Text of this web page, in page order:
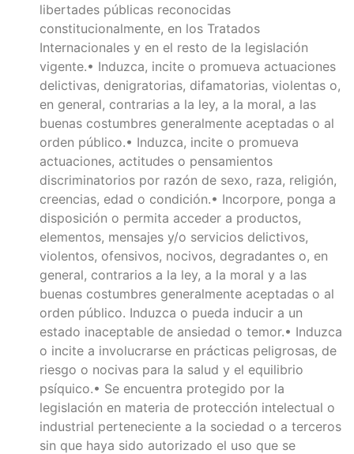
libertades públicas reconocidas
constitucionalmente, en los Tratados
Internacionales y en el resto de la legislación
vigente.• Induzca, incite o promueva actuaciones
delictivas, denigratorias, difamatorias, violentas o,
en general, contrarias a la ley, a la moral, a las
buenas costumbres generalmente aceptadas o al
orden público.• Induzca, incite o promueva
actuaciones, actitudes o pensamientos
discriminatorios por razón de sexo, raza, religión,
creencias, edad o condición.• Incorpore, ponga a
disposición o permita acceder a productos,
elementos, mensajes y/o servicios delictivos,
violentos, ofensivos, nocivos, degradantes o, en
general, contrarios a la ley, a la moral y a las
buenas costumbres generalmente aceptadas o al
orden público. Induzca o pueda inducir a un
estado inaceptable de ansiedad o temor.• Induzca
o incite a involucrarse en prácticas peligrosas, de
riesgo o nocivas para la salud y el equilibrio
psíquico.• Se encuentra protegido por la
legislación en materia de protección intelectual o
industrial perteneciente a la sociedad o a terceros
sin que haya sido autorizado el uso que se